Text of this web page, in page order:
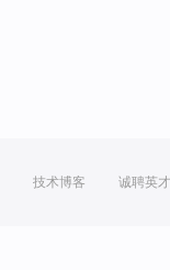
技术博客 诚聘英才